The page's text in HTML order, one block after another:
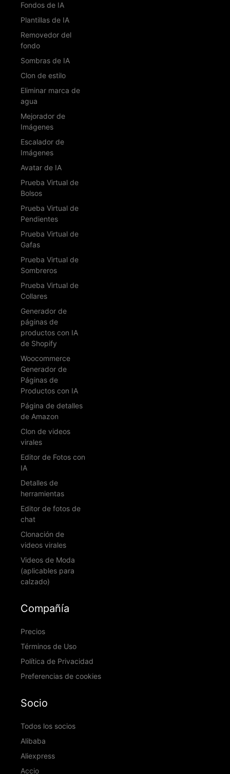
Fondos de IA
Plantillas de IA
Removedor del
fondo
Sombras de IA
Clon de estilo
Eliminar marca de
agua
Mejorador de
Imágenes
Escalador de
Imágenes
Avatar de IA
Prueba Virtual de
Bolsos
Prueba Virtual de
Pendientes
Prueba Virtual de
Gafas
Prueba Virtual de
Sombreros
Prueba Virtual de
Collares
Generador de
páginas de
productos con IA
de Shopify
Woocommerce
Generador de
Páginas de
Productos con IA
Página de detalles
de Amazon
Clon de videos
virales
Editor de Fotos con
IA
Detalles de
herramientas
Editor de fotos de
chat
Clonación de
videos virales
Videos de Moda
(aplicables para
calzado)
Compañía
Precios
Términos de Uso
Política de Privacidad
Preferencias de cookies
Socio
Todos los socios
Alibaba
Aliexpress
Accio